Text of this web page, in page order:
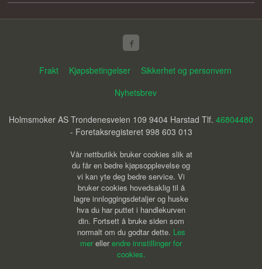
Frakt Kjøpsbetingelser
Sikkerhet og personvern
Nyhetsbrev
Holmsmoker AS Trondenesveien 109 9404 Harstad Tlf. 46804480
- Foretaksregisteret 998 603 013
Vår nettbutikk bruker cookies slik at
du får en bedre kjøpsopplevelse og
vi kan yte deg bedre service. Vi
bruker cookies hovedsaklig til å
lagre innloggingsdetaljer og huske
hva du har puttet i handlekurven
din. Fortsett å bruke siden som
normalt om du godtar dette. Les
mer ellerendre innstillinger for
cookies.